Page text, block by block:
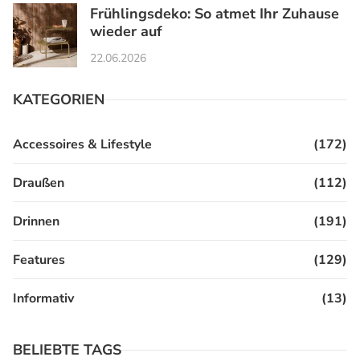
Frühlingsdeko: So atmet Ihr Zuhause
wieder auf
22.06.2026
KATEGORIEN
Accessoires & Lifestyle (172)
Draußen (112)
Drinnen (191)
Features (129)
Informativ (13)
BELIEBTE TAGS